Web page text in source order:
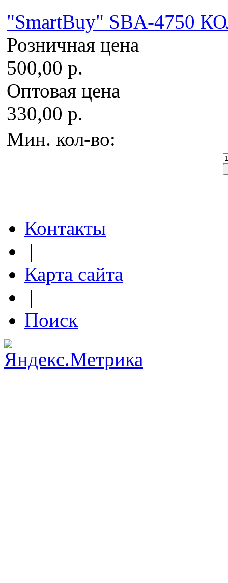
"SmartBuy" SBA-4750
Розничная цена
500,00 р.
Оптовая цена
330,00 р.
Мин. кол-во:
Контакты
|
Карта сайта
|
Поиск